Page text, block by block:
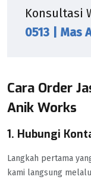
Konsultasi
0513 | Mas
Cara Order
Anik Works
1. Hubungi
Langkah pertama
kami langsung